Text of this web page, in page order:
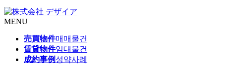
MENU
売買物件매매물건
賃貸物件임대물건
成約事例 성약사례